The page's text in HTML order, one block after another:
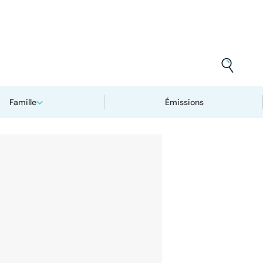
Famille Émissions